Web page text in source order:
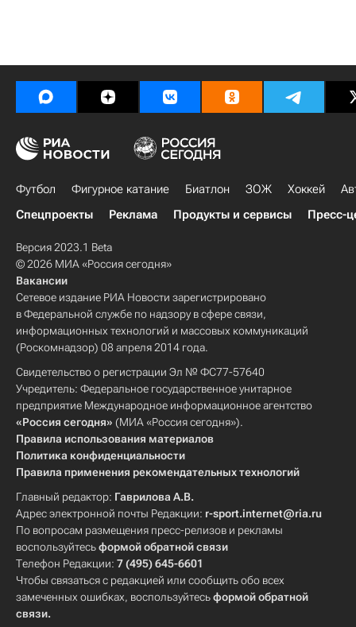
Футбол Фигурное катание Биатлон ЗОЖ Хоккей
Спецпроекты
Реклама Продукты и сервисы Пресс-
Версия 2023.1 Beta
© 2026 МИА «Россия сегодня»
Вакансии
Сетевое издание РИА Новости зарегистрировано
в Федеральной службе по надзору в сфере связи,
информационных технологий и массовых коммуникаций
(Роскомнадзор) 08 апреля 2014 года.
Свидетельство о регистрации Эл № ФС77-57640
Учредитель: Федеральное государственное унитарное
предприятие Международное информационное агентство
«Россия сегодня» (МИА «Россия сегодня»).
Правила использования материалов
Политика конфиденциальности
Правила применения рекомендательных технологий
Главный редактор: Гаврилова А.В.
Адрес электронной почты Редакции: r-sport.internet@ria.ru
По вопросам размещения пресс-релизов и рекламы
воспользуйтесьформой обратной связи
Телефон Редакции: 7 (495) 645-6601
Чтобы связаться с редакцией или сообщить обо всех
замеченных ошибках, воспользуйтесьформой обратной
связи.